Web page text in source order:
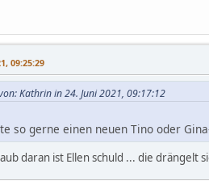
09:25:29
Kathrin in 24. Juni 2021, 09:17:12
so gerne einen neuen Tino oder
daran ist Ellen schuld ... die drängelt